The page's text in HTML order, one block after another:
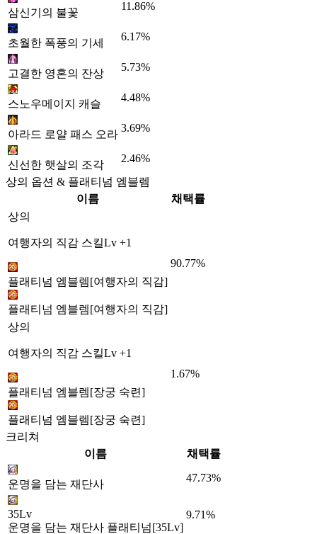
삼신기의 불꽃
11.86%
초월한 폭풍의 기세
6.17%
고결한 영혼의 잔상
5.73%
스노우메이지 캐슬
4.48%
아라드 로얄 패스 오라
3.69%
신선한 햇살의 조각
2.46%
상의 옵션 & 플래티넘 엠블렘
이름
채택률
상의
여행자의 직감 스킬Lv +1
플래티넘 엠블렘[여행자의 직감]
플래티넘 엠블렘[여행자의 직감]
90.77%
상의
여행자의 직감 스킬Lv +1
플래티넘 엠블렘[장궁 숙련]
플래티넘 엠블렘[장궁 숙련]
1.67%
크리쳐
이름
채택률
운명을 담는 재단사
47.73%
35Lv
운명을 담는 재단사 플래티넘[35Lv]
9.71%